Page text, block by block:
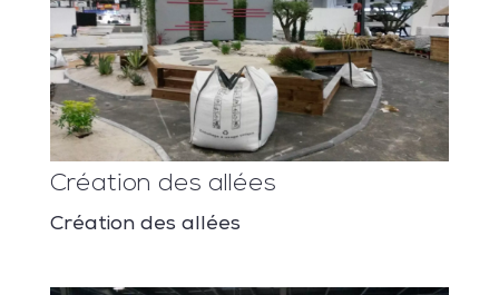
Création des allées
Création des allées